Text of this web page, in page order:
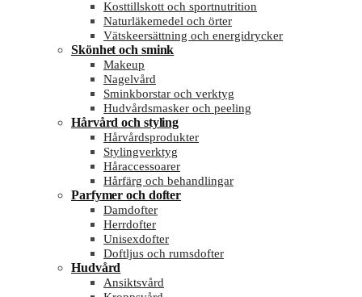
Kosttillskott och sportnutrition
Naturläkemedel och örter
Vätskeersättning och energidrycker
Skönhet och smink
Makeup
Nagelvård
Sminkborstar och verktyg
Hudvårdsmasker och peeling
Hårvård och styling
Hårvårdsprodukter
Stylingverktyg
Håraccessoarer
Hårfärg och behandlingar
Parfymer och dofter
Damdofter
Herrdofter
Unisexdofter
Doftljus och rumsdofter
Hudvård
Ansiktsvård